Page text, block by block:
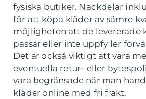
fysiska butiker. Nackdelar
för att köpa kläder av sämre
möjligheten att de levererade
passar eller inte uppfyller
Det är också viktigt att vara
eventuella retur- eller
vara begränsade när man
kläder online med fri frakt.